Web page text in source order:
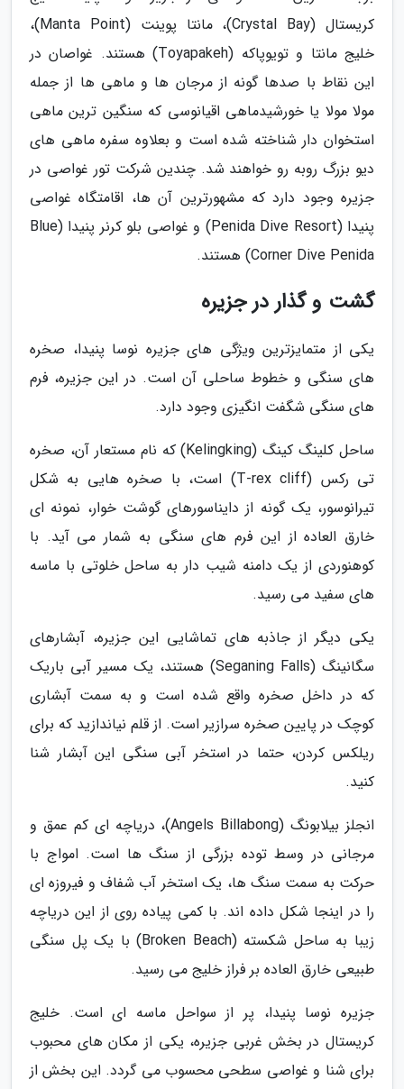
کریستال (Crystal Bay)، مانتا پوینت (Manta Point)،
خلیج مانتا و تویوپاکه (Toyapakeh) هستند. غواصان در
این نقاط با صدها گونه از مرجان ها و ماهی ها از جمله
مولا مولا یا خورشیدماهی اقیانوسی که سنگین ترین ماهی
استخوان دار شناخته شده است و بعلاوه سفره ماهی های
دیو بزرگ روبه رو خواهند شد. چندین شرکت تور غواصی در
جزیره وجود دارد که مشهورترین آن ها، اقامتگاه غواصی
پنیدا (Penida Dive Resort) و غواصی بلو کرنر پنیدا (Blue
Corner Dive Penida) هستند.
گشت و گذار در جزیره
یکی از متمایزترین ویژگی های جزیره نوسا پنیدا، صخره
های سنگی و خطوط ساحلی آن است. در این جزیره، فرم
های سنگی شگفت انگیزی وجود دارد.
ساحل کلینگ کینگ (Kelingking) که نام مستعار آن، صخره
تی رکس (T-rex cliff) است، با صخره هایی به شکل
تیرانوسور، یک گونه از دایناسورهای گوشت خوار، نمونه ای
خارق العاده از این فرم های سنگی به شمار می آید. با
کوهنوردی از یک دامنه شیب دار به ساحل خلوتی با ماسه
های سفید می رسید.
یکی دیگر از جاذبه های تماشایی این جزیره، آبشارهای
سگانینگ (Seganing Falls) هستند، یک مسیر آبی باریک
که در داخل صخره واقع شده است و به سمت آبشاری
کوچک در پایین صخره سرازیر است. از قلم نیاندازید که برای
ریلکس کردن، حتما در استخر آبی سنگی این آبشار شنا
کنید.
انجلز بیلابونگ (Angels Billabong)، دریاچه ای کم عمق و
مرجانی در وسط توده بزرگی از سنگ ها است. امواج با
حرکت به سمت سنگ ها، یک استخر آب شفاف و فیروزه ای
را در اینجا شکل داده اند. با کمی پیاده روی از این دریاچه
زیبا به ساحل شکسته (Broken Beach) با یک پل سنگی
طبیعی خارق العاده بر فراز خلیج می رسید.
جزیره نوسا پنیدا، پر از سواحل ماسه ای است. خلیج
کریستال در بخش غربی جزیره، یکی از مکان های محبوب
برای شنا و غواصی سطحی محسوب می گردد. این بخش از